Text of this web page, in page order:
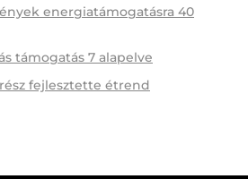
energiatámogatásra 40
támogatás 7 alapelve
fejlesztette étrend